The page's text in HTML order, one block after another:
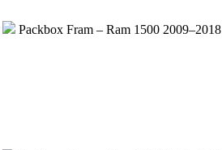
Packbox Fram – Ram 1500 2009–2018